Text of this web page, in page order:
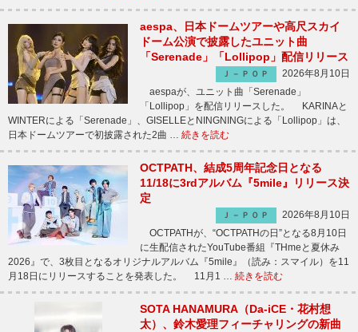
aespa、日本ドームツアーや高尺スカイ
ドーム公演で披露したユニット曲
「Serenade」「Lollipop」配信リリース
Ｊ－ＰＯＰ
2026年8月10日
aespaが、ユニット曲「Serenade」
「Lollipop」を配信リリースした。 KARINAと
WINTERによる「Serenade」、GISELLEとNINGNINGによる「Lollipop」は、
日本ドームツアーで初披露された2曲 … 続きを読む
OCTPATH、結成5周年記念日となる
11/18に3rdアルバム『5mile』リリース決
定
Ｊ－ＰＯＰ
2026年8月10日
OCTPATHが、“OCTPATHの日”となる8月10日
に生配信されたYouTube番組『THmeと夏休み
2026』で、3枚目となるオリジナルアルバム『5mile』（読み：スマイル）を11
月18日にリリースすることを発表した。 11月1 … 続きを読む
SOTA HANAMURA（Da-iCE・花村想
太）、鈴木愛理フィーチャリングの新曲